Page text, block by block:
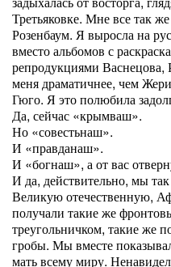
Третьяковке. Мне все так
Розенбаум. Я выросла на
вместо альбомов с
репродукциями
меня драматичнее, чем
Гюго. Я это полюбила
Да, сейчас «крымваш».
Но «совестьнаш».
И «правданаш».
И «богнаш», а от вас
И да, действительно, мы
Великую отечественную,
получали такие же
треугольничком, такие же
гробы. Мы вместе
мать всему миру.